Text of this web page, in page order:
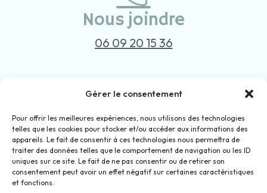
Gérer le consentement
Pour offrir les meilleures expériences, nous utilisons des technologies
telles que les cookies pour stocker et/ou accéder aux informations des
appareils. Le fait de consentir à ces technologies nous permettra de
traiter des données telles que le comportement de navigation ou les ID
uniques sur ce site. Le fait de ne pas consentir ou de retirer son
consentement peut avoir un effet négatif sur certaines caractéristiques
et fonctions.
Nous joindre
06 09 20 15 36
Nous contacter
contact@glacepislait.fr